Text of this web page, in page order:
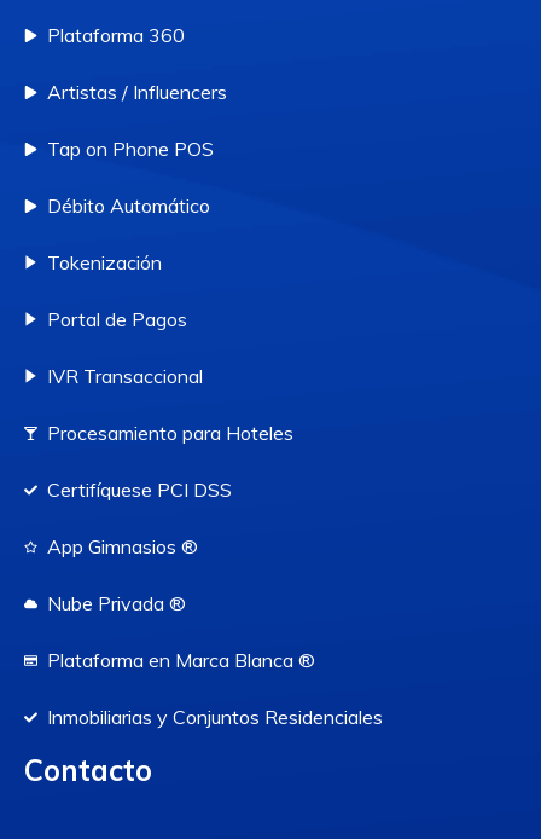
Plataforma 360
Artistas / Influencers
Tap on Phone POS
Débito Automático
Tokenización
Portal de Pagos
IVR Transaccional
Procesamiento para Hoteles
Certifíquese PCI DSS
App Gimnasios ®
Nube Privada ®
Plataforma en Marca Blanca ®
Inmobiliarias y Conjuntos Residenciales
Contacto